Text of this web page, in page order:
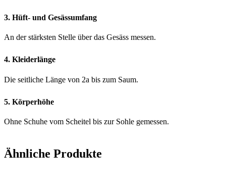
3. Hüft- und Gesässumfang
An der stärksten Stelle über das Gesäss messen.
4. Kleiderlänge
Die seitliche Länge von 2a bis zum Saum.
5. Körperhöhe
Ohne Schuhe vom Scheitel bis zur Sohle gemessen.
Ähnliche Produkte